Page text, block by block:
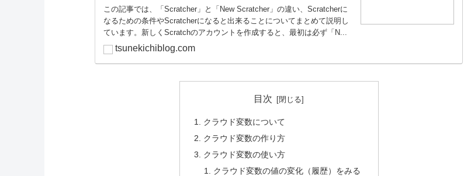
この記事では、「Scratcher」と「New Scratcher」の違い、Scratcherに
なるための条件やScratcherになると出来ることについてまとめて説明し
ています。新しくScratchのアカウントを作成すると、最初は必ず「N...
tsunekichiblog.com
目次
クラウド変数について
クラウド変数の作り方
クラウド変数の使い方
クラウド変数の値の変化（履歴）をみる